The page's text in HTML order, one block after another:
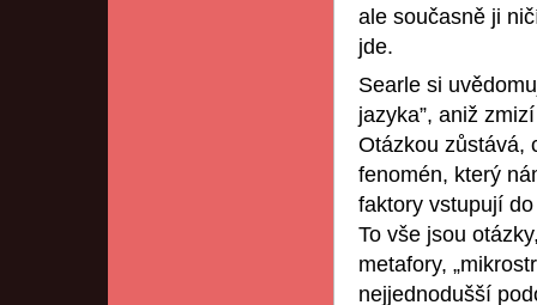
ale současně ji
jde.
Searle si
jazyka”, aniž
Otázkou zůstává,
fenomén, který
faktory vstupují
To vše jsou
metafory,
nejjednodušší